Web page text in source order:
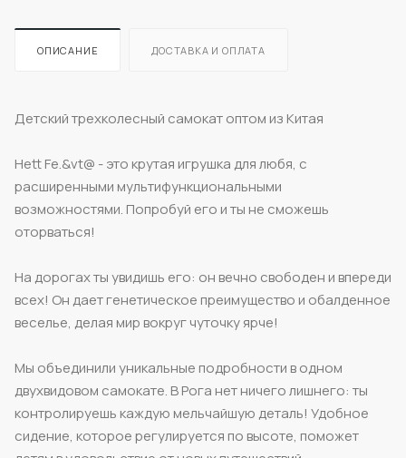
ОПИСАНИЕ ДОСТАВКА И ОПЛАТА
Детский трехколесный самокат оптом из Китая
Hett Fe.&vt@ - это крутая игрушка для любя, с
расширенными мультифункциональными
возможностями. Попробуй его и ты не сможешь
оторваться!
На дорогах ты увидишь его: он вечно свободен и впереди
всех! Он дает генетическое преимущество и обалденное
веселье, делая мир вокруг чуточку ярче!
Мы объединили уникальные подробности в одном
двухвидовом самокате. В Рога нет ничего лишнего: ты
контролируешь каждую мельчайшую деталь! Удобное
сидение, которое регулируется по высоте, поможет